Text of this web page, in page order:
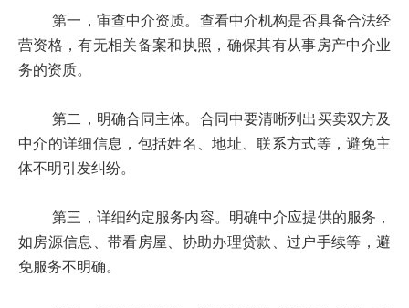
第一，审查中介资质。查看中介机构是否具备合法经
营资格，有无相关备案和执照，确保其有从事房产中介业
务的资质。
第二，明确合同主体。合同中要清晰列出买卖双方及
中介的详细信息，包括姓名、地址、联系方式等，避免主
体不明引发纠纷。
第三，详细约定服务内容。明确中介应提供的服务，
如房源信息、带看房屋、协助办理贷款、过户手续等，避
免服务不明确。